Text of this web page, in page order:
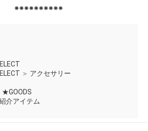
※※※※※※※※※※
＞ アクセサリー
★GOODS
介アイテム